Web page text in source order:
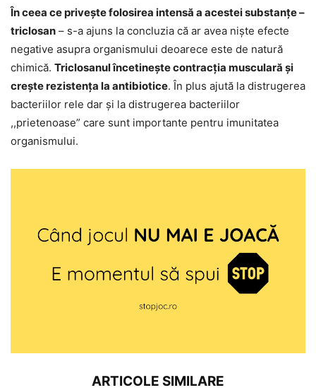
În ceea ce privește folosirea intensă a acestei substanțe –
triclosan – s-a ajuns la concluzia că ar avea niște efecte
negative asupra organismului deoarece este de natură
chimică. Triclosanul încetinește contracția musculară și
crește rezistența la antibiotice. În plus ajută la distrugerea
bacteriilor rele dar și la distrugerea bacteriilor
,,prietenoase” care sunt importante pentru imunitatea
organismului.
ARTICOLE SIMILARE